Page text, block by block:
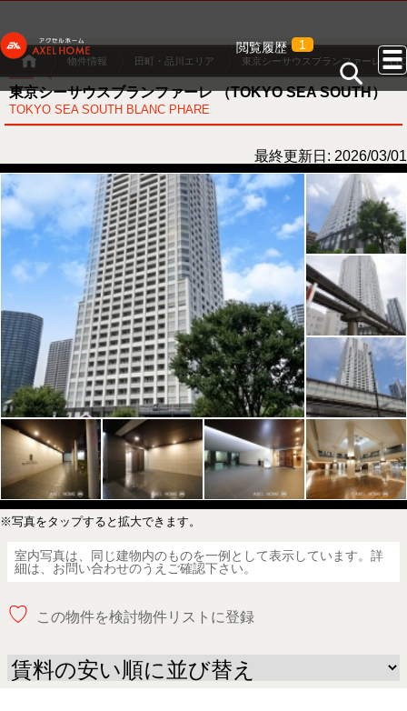
閲覧履歴 1
物件情報 田町・品川エリア 東京シーサウスブランファーレ （
東京シーサウスブランファーレ （TOKYO SEA SOUTH）
TOKYO SEA SOUTH BLANC PHARE
最終更新日: 2026/03/01
※写真をタップすると拡大できます。
室内写真は、同じ建物内のものを一例として表示しています。詳
細は、お問い合わせのうえご確認下さい。
♡ この物件を検討物件リストに登録